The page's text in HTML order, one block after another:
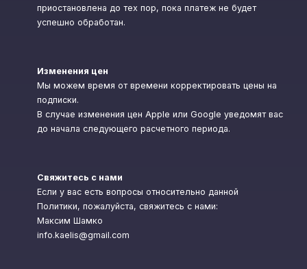
приостановлена до тех пор, пока платеж не будет
успешно обработан.
Изменения цен
Мы можем время от времени корректировать цены на
подписки.
В случае изменения цен Apple или Google уведомят вас
до начала следующего расчетного периода.
Свяжитесь с нами
Если у вас есть вопросы относительно данной
Политики, пожалуйста, свяжитесь с нами:
Максим Шамко
info.kaelis@gmail.com